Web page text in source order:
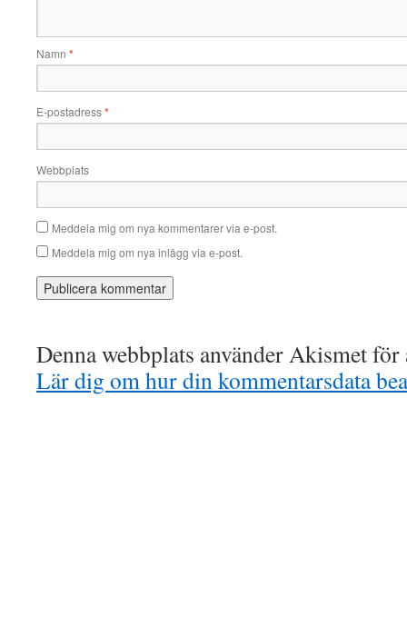
Namn *
E-postadress*
Webbplats
Meddela mig om nya kommentarer via e-post.
Meddela mig om nya inlägg via e-post.
Denna webbplats använder Akismet
Lär dig om hur din kommentarsdata